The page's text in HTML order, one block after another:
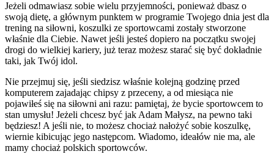
Jeżeli odmawiasz sobie wielu przyjemności, ponieważ dbasz o
swoją dietę, a głównym punktem w programie Twojego dnia jest dla
trening na siłowni, koszulki ze sportowcami zostały stworzone
właśnie dla Ciebie. Nawet jeśli jesteś dopiero na początku swojej
drogi do wielkiej kariery, już teraz możesz starać się być dokładnie
taki, jak Twój idol.
Nie przejmuj się, jeśli siedzisz właśnie kolejną godzinę przed
komputerem zajadając chipsy z przeceny, a od miesiąca nie
pojawiłeś się na siłowni ani razu: pamiętaj, że bycie sportowcem to
stan umysłu! Jeżeli chcesz być jak Adam Małysz, na pewno taki
będziesz! A jeśli nie, to możesz chociaż nałożyć sobie koszulkę,
wiernie kibicując jego następcom. Wiadomo, ideałów nie ma, ale
mamy chociaż polskich sportowców.